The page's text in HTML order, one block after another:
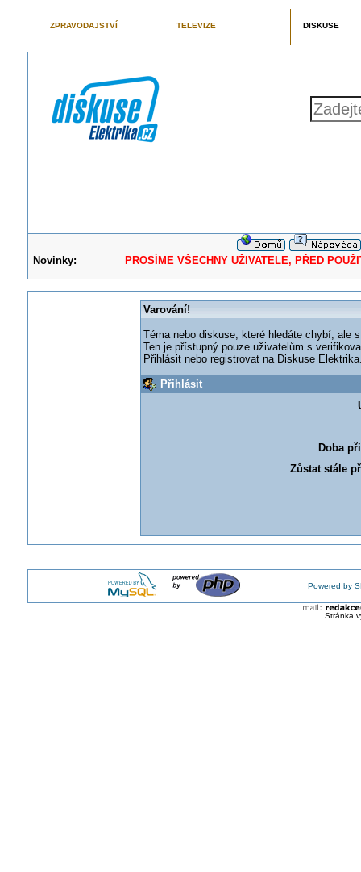
ZPRAVODAJSTVÍ TELEVIZE DISKUSE
Novinky: PROSÍME VŠECHNY UŽIVATELE, PŘED
Varování!
Téma nebo diskuse, které hledáte chybí, ale
Ten je přístupný pouze uživatelům s
Přihlásit nebo registrovat na Diskuse
Přihlásit
Doba
Zůstat stále
Powered by
Stránka